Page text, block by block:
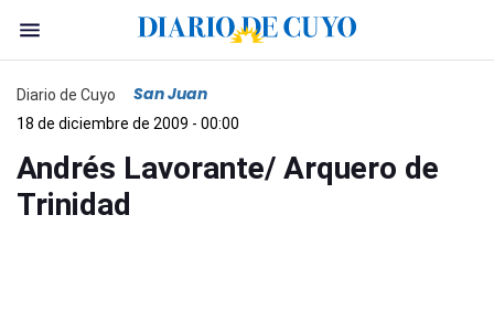
Diario de Cuyo San Juan
18 de diciembre de 2009 - 00:00
Andrés Lavorante/ Arquero de
Trinidad